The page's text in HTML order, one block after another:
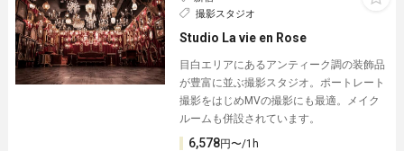
撮影スタジオ
Studio La vie en Rose
目白エリアにあるアンティーク調の装飾品
が豊富に並ぶ撮影スタジオ。ポートレート
撮影をはじめMVの撮影にも最適。メイク
ルームも併設されています。
6,578円〜/1h